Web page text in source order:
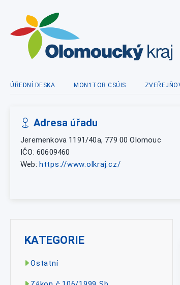
ÚŘEDNÍ DESKA MON1TOR CSÚIS
Adresa úřadu
Jeremenkova 1191/40a, 779 00 Olomouc
IČO: 60609460
Web: https://www.olkraj.cz/
KATEGORIE
Ostatní